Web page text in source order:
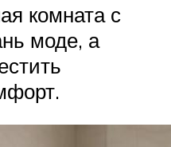
комната с
моде, а